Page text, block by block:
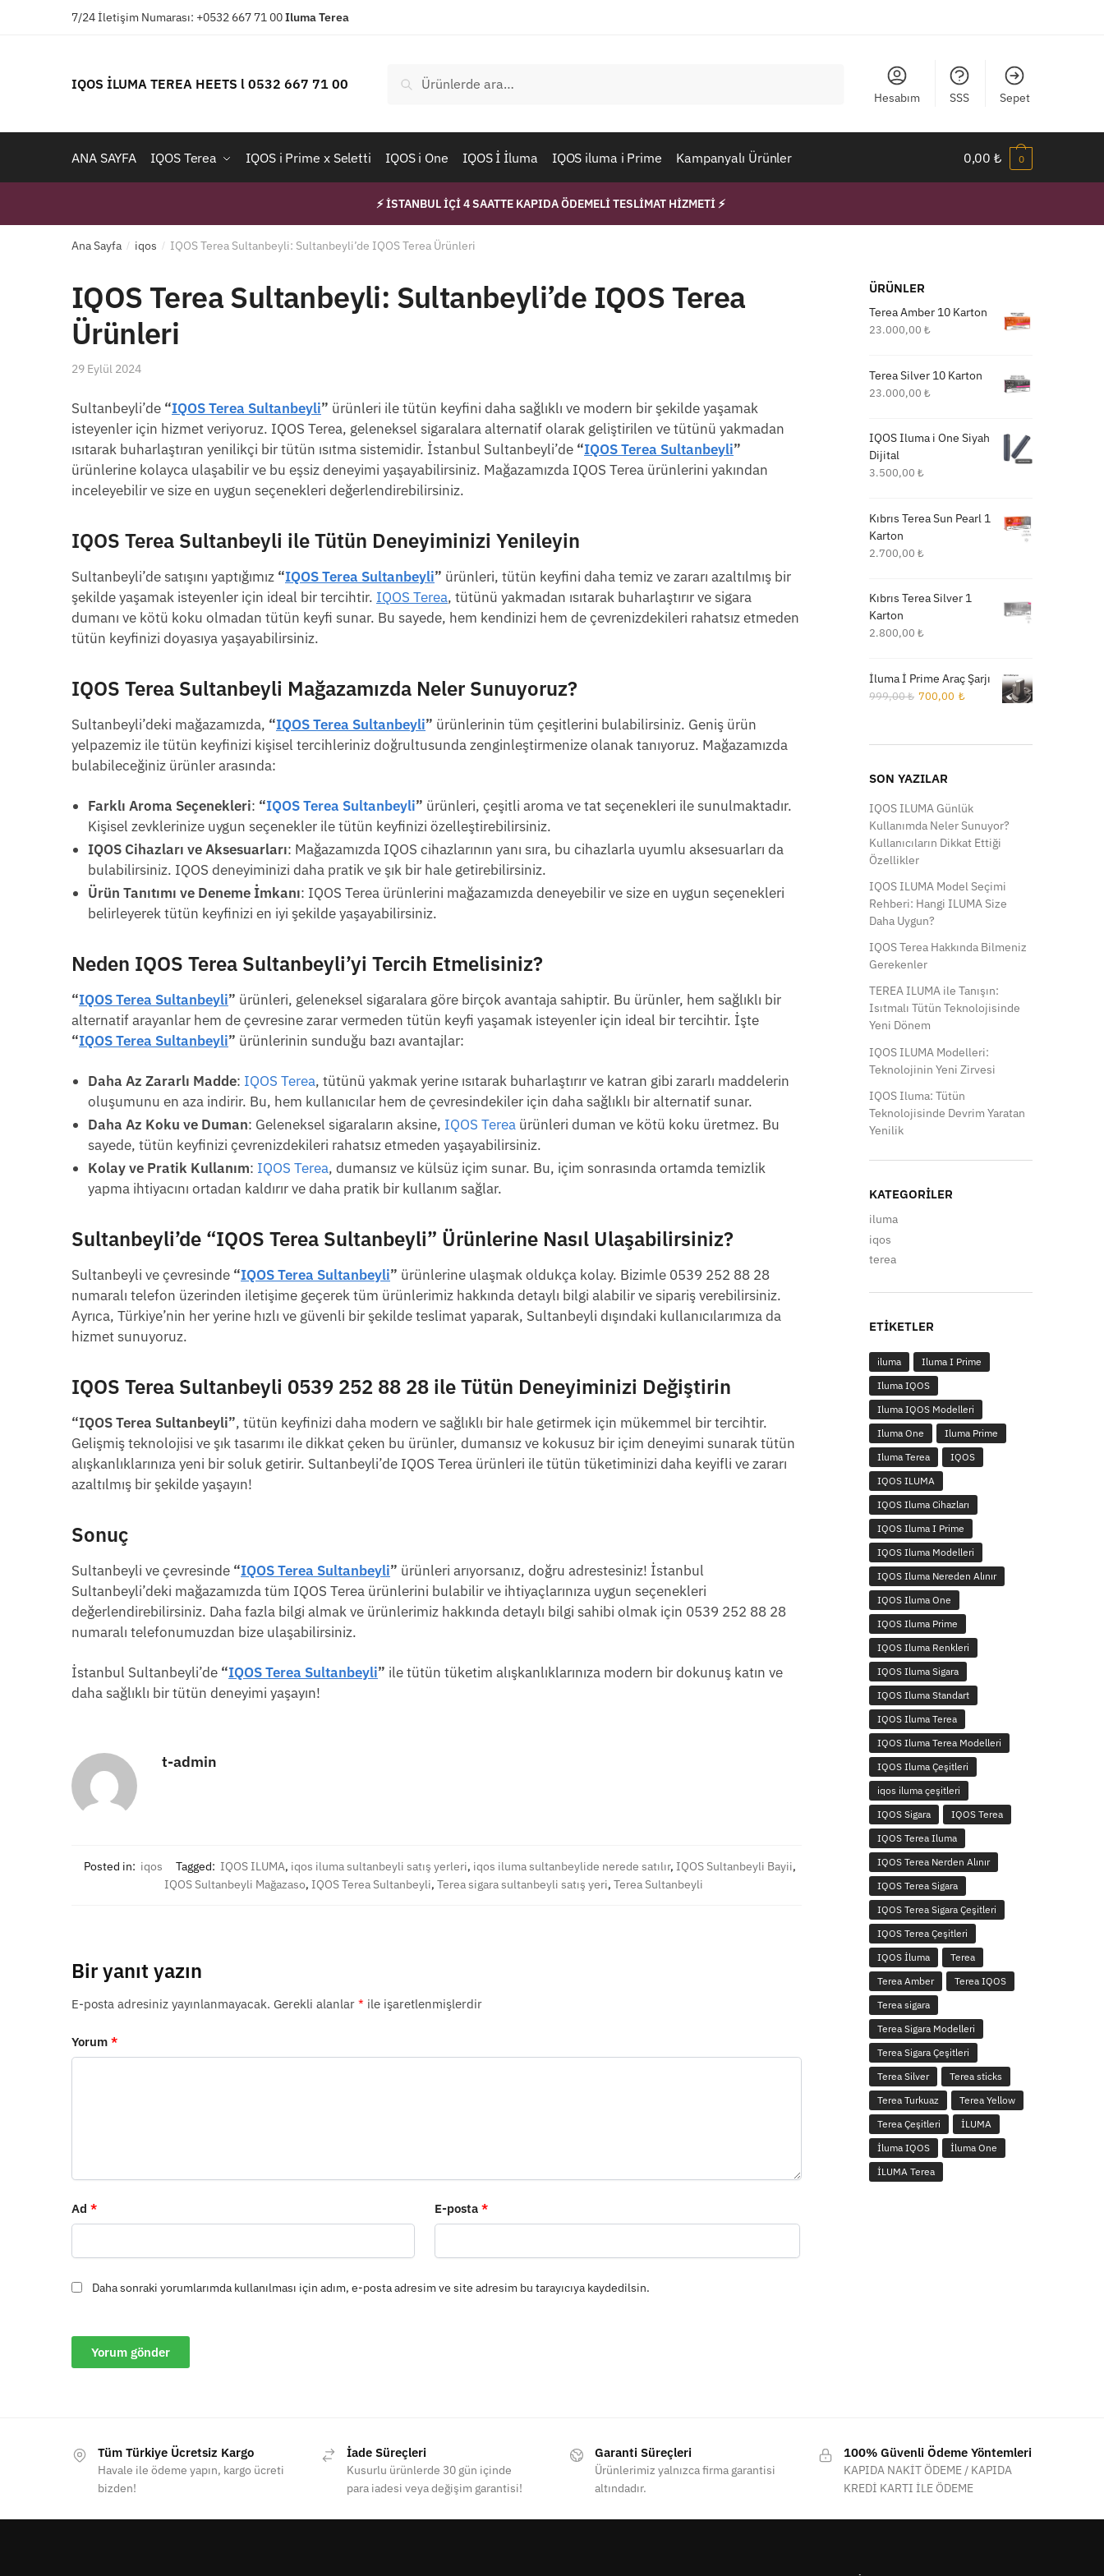
7/24 İletişim Numarası: +0532 667 71 00IlumaTerea
IQOS İLUMA TEREA HEETS l 0532 667 71 00 Ara
Hesabım SSS Sepet
ANA SAYFA IQOS Terea IQOS i Prime x Seletti IQOS i One IQOS İ İluma IQOS iluma i Prime Kampanyalı Ürünler 0,00₺ 0
⚡ İSTANBUL İÇİ 4 SAATTE KAPIDA ÖDEMELİ TESLİMAT HİZMETİ ⚡
Ana Sayfa / iqos / IQOS Terea Sultanbeyli: Sultanbeyli’de IQOS Terea Ürünleri
IQOS Terea Sultanbeyli: Sultanbeyli’de IQOS Terea
Ürünleri
29 Eylül 2024
Sultanbeyli’de “IQOS Terea Sultanbeyli” ürünleri ile tütün keyfini daha sağlıklı ve modern bir şekilde yaşamak
isteyenler için hizmet veriyoruz. IQOS Terea, geleneksel sigaralara alternatif olarak geliştirilen ve tütünü yakmadan
ısıtarak buharlaştıran yenilikçi bir tütün ısıtma sistemidir. İstanbul Sultanbeyli’de “IQOS Terea Sultanbeyli”
ürünlerine kolayca ulaşabilir ve bu eşsiz deneyimi yaşayabilirsiniz. Mağazamızda IQOS Terea ürünlerini yakından
inceleyebilir ve size en uygun seçenekleri değerlendirebilirsiniz.
IQOS Terea Sultanbeyli ile Tütün Deneyiminizi Yenileyin
Sultanbeyli’de satışını yaptığımız “IQOS Terea Sultanbeyli” ürünleri, tütün keyfini daha temiz ve zararı azaltılmış bir
şekilde yaşamak isteyenler için ideal bir tercihtir. IQOS Terea, tütünü yakmadan ısıtarak buharlaştırır ve sigara
dumanı ve kötü koku olmadan tütün keyfi sunar. Bu sayede, hem kendinizi hem de çevrenizdekileri rahatsız etmeden
tütün keyfinizi doyasıya yaşayabilirsiniz.
IQOS Terea Sultanbeyli Mağazamızda Neler Sunuyoruz?
Sultanbeyli’deki mağazamızda, “IQOS Terea Sultanbeyli” ürünlerinin tüm çeşitlerini bulabilirsiniz. Geniş ürün
yelpazemiz ile tütün keyfinizi kişisel tercihleriniz doğrultusunda zenginleştirmenize olanak tanıyoruz. Mağazamızda
bulabileceğiniz ürünler arasında:
Farklı Aroma Seçenekleri: “IQOS Terea Sultanbeyli” ürünleri, çeşitli aroma ve tat seçenekleri ile sunulmaktadır.
Kişisel zevklerinize uygun seçenekler ile tütün keyfinizi özelleştirebilirsiniz.
IQOS Cihazları ve Aksesuarları: Mağazamızda IQOS cihazlarının yanı sıra, bu cihazlarla uyumlu aksesuarları da
bulabilirsiniz. IQOS deneyiminizi daha pratik ve şık bir hale getirebilirsiniz.
Ürün Tanıtımı ve Deneme İmkanı: IQOS Terea ürünlerini mağazamızda deneyebilir ve size en uygun seçenekleri
belirleyerek tütün keyfinizi en iyi şekilde yaşayabilirsiniz.
Neden IQOS Terea Sultanbeyli’yi Tercih Etmelisiniz?
“IQOS Terea Sultanbeyli” ürünleri, geleneksel sigaralara göre birçok avantaja sahiptir. Bu ürünler, hem sağlıklı bir
alternatif arayanlar hem de çevresine zarar vermeden tütün keyfi yaşamak isteyenler için ideal bir tercihtir. İşte
“IQOS Terea Sultanbeyli” ürünlerinin sunduğu bazı avantajlar:
Daha Az Zararlı Madde: IQOS Terea, tütünü yakmak yerine ısıtarak buharlaştırır ve katran gibi zararlı maddelerin
oluşumunu en aza indirir. Bu, hem kullanıcılar hem de çevresindekiler için daha sağlıklı bir alternatif sunar.
Daha Az Koku ve Duman: Geleneksel sigaraların aksine, IQOS Terea ürünleri duman ve kötü koku üretmez. Bu
sayede, tütün keyfinizi çevrenizdekileri rahatsız etmeden yaşayabilirsiniz.
Kolay ve Pratik Kullanım: IQOS Terea, dumansız ve külsüz içim sunar. Bu, içim sonrasında ortamda temizlik
yapma ihtiyacını ortadan kaldırır ve daha pratik bir kullanım sağlar.
Sultanbeyli’de “IQOS Terea Sultanbeyli” Ürünlerine Nasıl Ulaşabilirsiniz?
Sultanbeyli ve çevresinde “IQOS Terea Sultanbeyli” ürünlerine ulaşmak oldukça kolay. Bizimle 0539 252 88 28
numaralı telefon üzerinden iletişime geçerek tüm ürünlerimiz hakkında detaylı bilgi alabilir ve sipariş verebilirsiniz.
Ayrıca, Türkiye’nin her yerine hızlı ve güvenli bir şekilde teslimat yaparak, Sultanbeyli dışındaki kullanıcılarımıza da
hizmet sunuyoruz.
IQOS Terea Sultanbeyli 0539 252 88 28 ile Tütün Deneyiminizi Değiştirin
“IQOS Terea Sultanbeyli”, tütün keyfinizi daha modern ve sağlıklı bir hale getirmek için mükemmel bir tercihtir.
Gelişmiş teknolojisi ve şık tasarımı ile dikkat çeken bu ürünler, dumansız ve kokusuz bir içim deneyimi sunarak tütün
alışkanlıklarınıza yeni bir soluk getirir. Sultanbeyli’de IQOS Terea ürünleri ile tütün tüketiminizi daha keyifli ve zararı
azaltılmış bir şekilde yaşayın!
Sonuç
Sultanbeyli ve çevresinde “IQOS Terea Sultanbeyli” ürünleri arıyorsanız, doğru adrestesiniz! İstanbul
Sultanbeyli’deki mağazamızda tüm IQOS Terea ürünlerini bulabilir ve ihtiyaçlarınıza uygun seçenekleri
değerlendirebilirsiniz. Daha fazla bilgi almak ve ürünlerimiz hakkında detaylı bilgi sahibi olmak için 0539 252 88 28
numaralı telefonumuzdan bize ulaşabilirsiniz.
İstanbul Sultanbeyli’de “IQOS Terea Sultanbeyli” ile tütün tüketim alışkanlıklarınıza modern bir dokunuş katın ve
daha sağlıklı bir tütün deneyimi yaşayın!
t-admin
Posted in: iqos Tagged: IQOS ILUMA, iqos iluma sultanbeyli satış yerleri, iqos iluma sultanbeylide nerede satılır, IQOS Sultanbeyli Bayii,
IQOS Sultanbeyli Mağazaso, IQOS Terea Sultanbeyli, Terea sigara sultanbeyli satış yeri, Terea Sultanbeyli
Bir yanıt yazın
E-posta adresiniz yayınlanmayacak. Gerekli alanlar * ile işaretlenmişlerdir
Yorum *
Ad * E-posta *
Daha sonraki yorumlarımda kullanılması için adım, e-posta adresim ve site adresim bu tarayıcıya kaydedilsin.
ÜRÜNLER
Terea Amber 10 Karton
23.000,00₺
Terea Silver 10 Karton
23.000,00₺
IQOS Iluma i One Siyah
Dijital
3.500,00₺
Kıbrıs Terea Sun Pearl 1
Karton
2.700,00₺
Kıbrıs Terea Silver 1
Karton
2.800,00₺
İluma İ Prime Araç Şarjı
999,00₺ Orijinal
700,00 ₺Şu
700,00 ₺.
SON YAZILAR
IQOS ILUMA Günlük
Kullanımda Neler Sunuyor?
Kullanıcıların Dikkat Ettiği
Özellikler
IQOS ILUMA Model Seçimi
Rehberi: Hangi ILUMA Size
Daha Uygun?
IQOS Terea Hakkında Bilmeniz
Gerekenler
TEREA ILUMA ile Tanışın:
Isıtmalı Tütün Teknolojisinde
Yeni Dönem
IQOS ILUMA Modelleri:
Teknolojinin Yeni Zirvesi
IQOS Iluma: Tütün
Teknolojisinde Devrim Yaratan
Yenilik
KATEGORILER
iluma
iqos
terea
ETIKETLER
iluma
Iluma I Prime
Iluma IQOS
Iluma IQOS Modelleri
Iluma One
Iluma Prime
Iluma Terea
IQOS
IQOS ILUMA
IQOS Iluma Cihazları
IQOS Iluma I Prime
IQOS Iluma Modelleri
IQOS Iluma Nereden Alınır
IQOS Iluma One
IQOS Iluma Prime
IQOS Iluma Renkleri
IQOS Iluma Sigara
IQOS Iluma Standart
IQOS Iluma Terea
IQOS Iluma Terea Modelleri
IQOS Iluma Çeşitleri
iqos iluma çeşitleri
IQOS Sigara
IQOS Terea
IQOS Terea Iluma
IQOS Terea Nerden Alınır
IQOS Terea Sigara
IQOS Terea Sigara Çeşitleri
IQOS Terea Çeşitleri
IQOS İluma
Terea
Terea Amber
Terea IQOS
Terea sigara
Terea Sigara Modelleri
Terea Sigara Çeşitleri
Terea Silver
Terea sticks
Terea Turkuaz
Terea Yellow
Terea Çeşitleri
İLUMA
İluma IQOS
İluma One
İLUMA Terea
Tüm Türkiye Ücretsiz Kargo
Havale ile ödeme yapın, kargo ücreti
bizden!
İade Süreçleri
Kusurlu ürünlerde 30 gün içinde
para iadesi veya değişim garantisi!
Garanti Süreçleri
Ürünlerimiz yalnızca firma garantisi
altındadır.
100% Güvenli Ödeme Yöntemleri
KAPIDA NAKİT ÖDEME / KAPIDA
KREDİ KARTI İLE ÖDEME